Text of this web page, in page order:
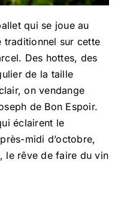
qui se joue au
traditionnel sur cette
Des hottes, des
de la taille
on vendange
de Bon Espoir.
éclairent le
midi d’octobre,
le rêve de faire du vin